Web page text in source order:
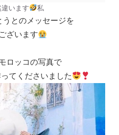
います 私
うとのメッセージを
ざいます
ロッコの写真で
てくださいました